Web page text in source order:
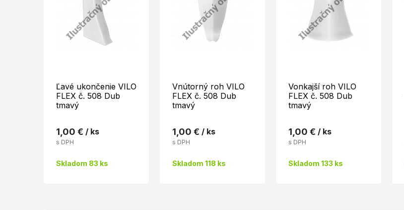
Ľavé ukončenie VILO
FLEX č. 508 Dub
tmavý
1,00 € / ks
s DPH
Skladom 83 ks
Vnútorný roh VILO
FLEX č. 508 Dub
tmavý
1,00 € / ks
s DPH
Skladom 118 ks
Vonkajší roh VILO
FLEX č. 508 Dub
tmavý
1,00 € / ks
s DPH
Skladom 133 ks